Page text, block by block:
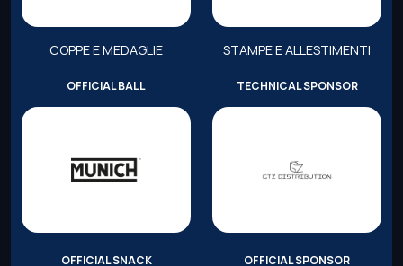
COPPE E MEDAGLIE STAMPE E ALLESTIMENTI
OFFICIAL BALL TECHNICAL SPONSOR
OFFICIAL SNACK OFFICIAL SPONSOR